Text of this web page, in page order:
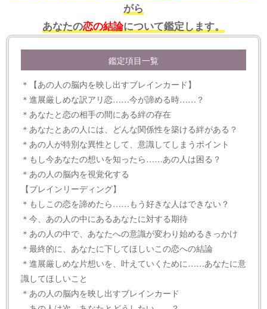
がら
あなたの恋の結論について鑑定します。
鑑定項目一覧
＊【あの人の脳内を映し出すブレインカード】
＊進展厳しめな訳アリ恋……今が諦める時……？
＊あなたと恋の相手の間にある絆の存在
＊あなたとあの人には、どんな関係性を築ける絆がある？
＊あの人が特別な異性として、意識してしまうポイント
＊もし今あなたの想いを知ったら……あの人は困る？
＊あの人の脳内を視覚化する
【ブレインリーディング】
＊もしこの恋を諦めたら……もう好きな人はできない？
＊今、あの人の中にあるあなたに対する期待
＊あの人の中で、あなたへの意識が変わり始めるきっかけ
＊最終的に、あなたに下してほしいこの恋への結論
＊進展厳しめな片想いを、叶えていくために……あなたに意
識してほしいこと
＊あの人の脳内を映し出すブレインカード